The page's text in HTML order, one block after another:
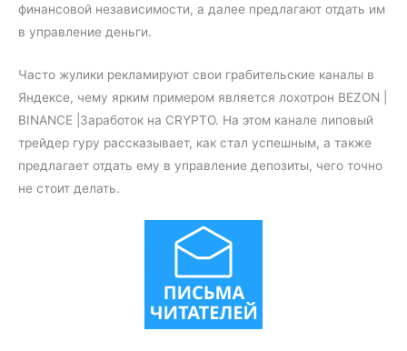
финансовой независимости, а далее предлагают отдать им
в управление деньги.
Часто жулики рекламируют свои грабительские каналы в
Яндексе, чему ярким примером является лохотрон BEZON |
BINANCE |Заработок на CRYPTO. На этом канале липовый
трейдер гуру рассказывает, как стал успешным, а также
предлагает отдать ему в управление депозиты, чего точно
не стоит делать.